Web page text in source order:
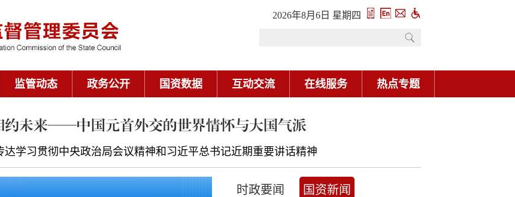
2026年8月6日 星期四
监管动态 政务公开 国资数据 互动交流 在线服务 热点专题
约未来——中国元首外交的世界情怀与大国气派
达学习贯彻中央政治局会议精神和习近平总书记近期重要讲话精神
时政要闻 国资新闻